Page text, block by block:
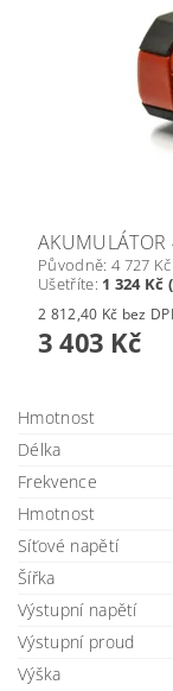
Původně: 4 727 Kč
Ušetříte: 1 324 Kč
2 812,40 Kč bez
3 403 Kč
Hmotnost
Délka
Frekvence
Hmotnost
Síťové napětí
Šířka
Výstupní napětí
Výstupní proud
Výška